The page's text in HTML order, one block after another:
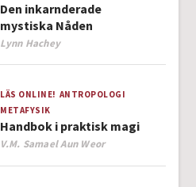
Den inkarnderade
mystiska Nåden
Author
Lynn Hachey
LÄS ONLINE! ANTROPOLOGI
METAFYSIK
Handbok i praktisk magi
Author
V.M. Samael Aun Weor